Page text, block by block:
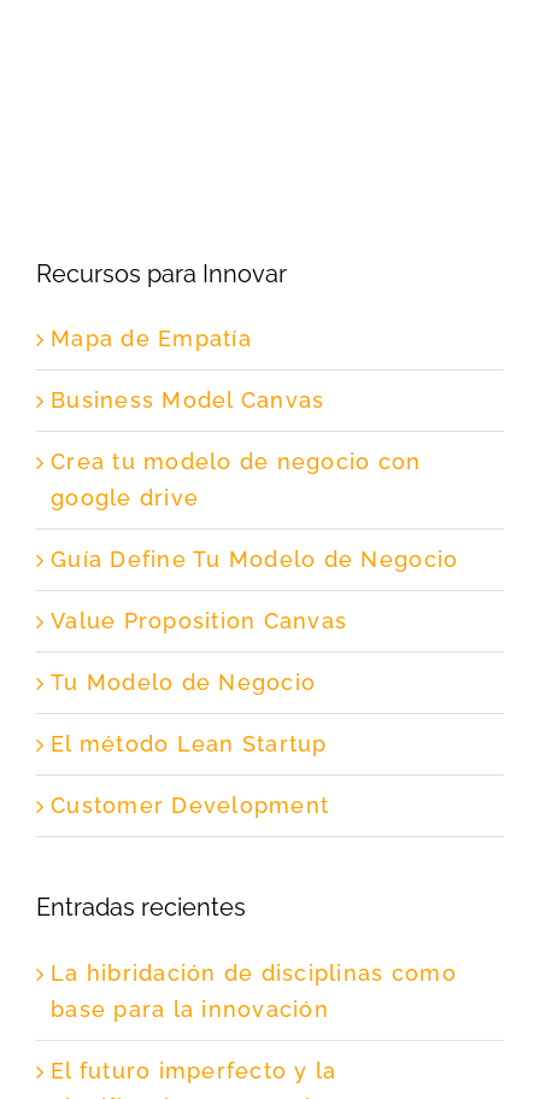
Recursos para Innovar
Mapa de Empatía
Business Model Canvas
Crea tu modelo de negocio con
google drive
Guía Define Tu Modelo de Negocio
Value Proposition Canvas
Tu Modelo de Negocio
El método Lean Startup
Customer Development
Entradas recientes
La hibridación de disciplinas como
base para la innovación
El futuro imperfecto y la